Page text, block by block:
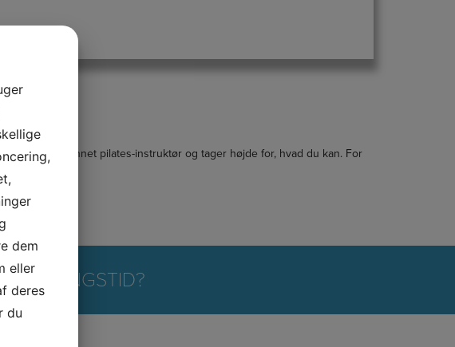
Pia er uddannet pilates-instruktør og tager højde for, hvad du kan. For
ÅBNINGSTID?
dem
eller
deres
du